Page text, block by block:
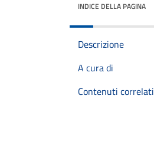
INDICE DELLA PAGINA
Descrizione
A cura di
Contenuti correlati